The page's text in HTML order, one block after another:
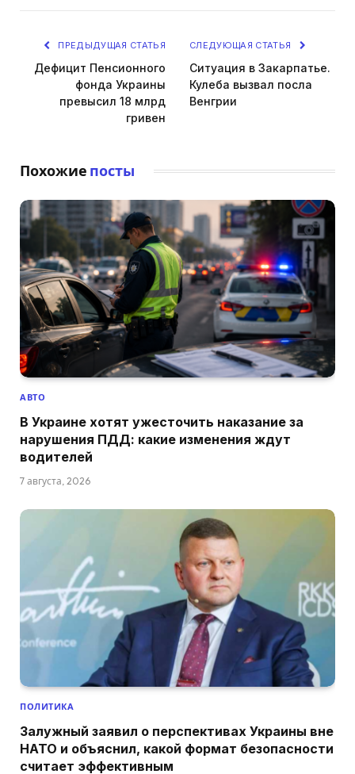
ПРЕДЫДУЩАЯ СТАТЬЯ
Дефицит Пенсионного
фонда Украины
превысил 18 млрд
гривен
СЛЕДУЮЩАЯ СТАТЬЯ
Ситуация в Закарпатье.
Кулеба вызвал посла
Венгрии
Похожие посты
АВТО
В Украине хотят ужесточить наказание за
нарушения ПДД: какие изменения ждут
водителей
7 августа, 2026
ПОЛИТИКА
Залужный заявил о перспективах Украины вне
НАТО и объяснил, какой формат безопасности
считает эффективным